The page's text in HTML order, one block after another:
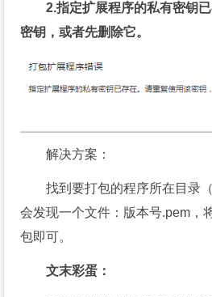
2.指定扩展程序的私有密钥
密钥，或者先删除它。
解决方案：
找到要打包的程序所在目录
会发现一个文件：版本号.pem，
包即可。
文末彩蛋：